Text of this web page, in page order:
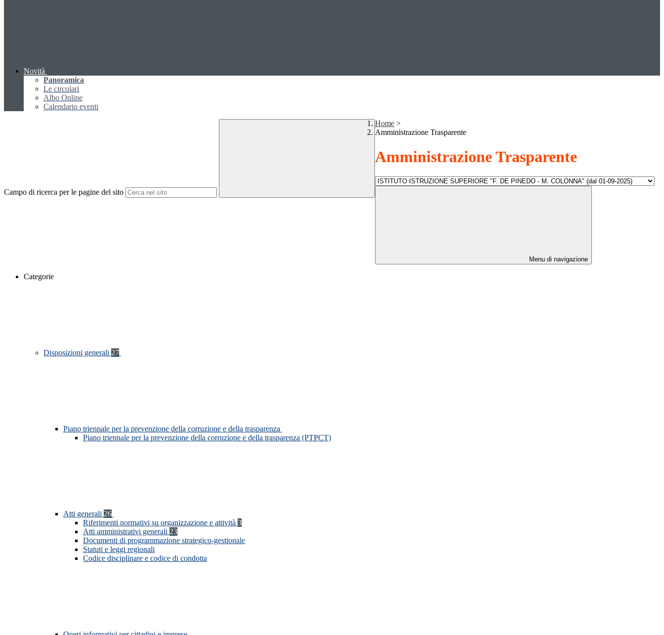
Novità
Panoramica
Le circolari
Albo Online
Calendario eventi
Campo di ricerca per le pagine del sito
Home >
Amministrazione Trasparente
Amministrazione Trasparente
Menu di navigazione
Categorie
Disposizioni generali 27
Piano triennale per la prevenzione della corruzione e della trasparenza
Piano triennale per la prevenzione della corruzione e della trasparenza (PTPCT)
Atti generali 26
Riferimenti normativi su organizzazione e attività 3
Atti amministrativi generali 23
Documenti di programmazione strategico-gestionale
Statuti e leggi regionali
Codice disciplinare e codice di condotta